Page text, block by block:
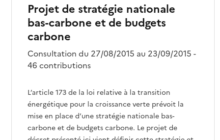
Projet de stratégie nationale
bas-carbone et de budgets
carbone
Consultation du 27/08/2015 au 23/09/2015 -
46 contributions
L’article 173 de la loi relative à la transition
énergétique pour la croissance verte prévoit la
mise en place d’une stratégie nationale bas-
carbone et de budgets carbone. Le projet de